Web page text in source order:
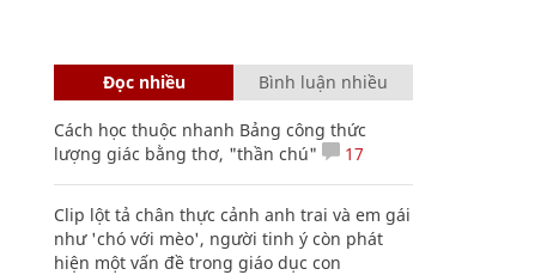
Đọc nhiều Bình luận nhiều
Cách học thuộc nhanh Bảng công thức
lượng giác bằng thơ, "thần chú"
17
Clip lột tả chân thực cảnh anh trai và em gái
như 'chó với mèo', người tinh ý còn phát
hiện một vấn đề trong giáo dục con